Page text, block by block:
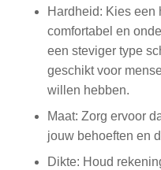
Hardheid: Kies een
comfortabel en
een steviger type
geschikt voor
willen hebben.
Maat: Zorg ervoor
jouw behoeften en
Dikte: Houd